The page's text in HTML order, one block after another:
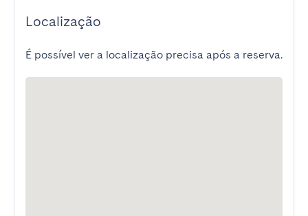
Localização
É possível ver a localização precisa após a reserva.